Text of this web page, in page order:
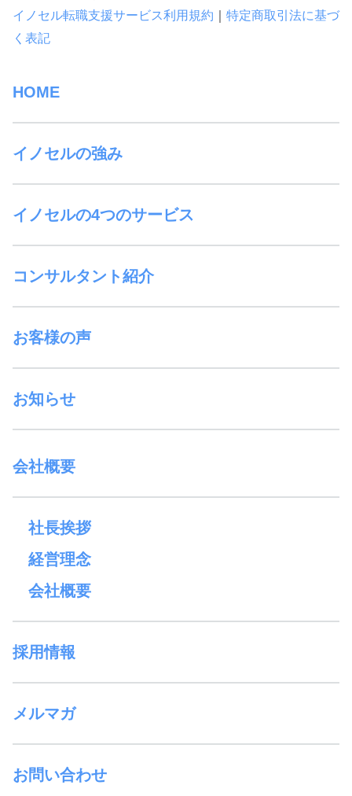
イノセル転職支援サービス利用規約
特定商取引法に基づ
く表記
HOME
イノセルの強み
イノセルの4つのサービス
コンサルタント紹介
お客様の声
お知らせ
会社概要
社長挨拶
経営理念
会社概要
採用情報
メルマガ
お問い合わせ